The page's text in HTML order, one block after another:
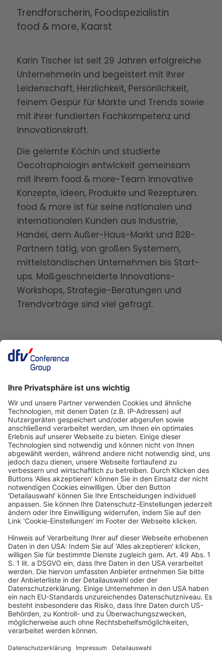
Trendforscherin, Foodspezialistin
food & more, Kaarst
Karin Tischer ist seit 29 Jahren erfolgreiche
Unternehmerin und begeistert mit ihrer
Leidenschaft, Herzlichkeit, Persönlichkeit,
feinem Gespür für Märkte und Trends sowie
mit ihrer fundierten Fachkompetenz und
Innovationskraft.
Die gelernte Köchin und studierte
Oecotrophologin entwickelt gemeinsam
mit ihrem food & more-Team innovative
Konzepte, Ideen, Produkte und Rezepturen.
food & more ist für seine nationalen und
internationalen Kunden aus Industrie,
Handel, dem Außer-Haus-Markt und B2B-
Partnern tätig, von großen Systemern,
mittelständischen Unternehmen bis Start-
ups. Maßgeschneiderte Innovations-
Workshops, Strategie-Beratungen und
Trendvorträge sind viel gefragt.
24./25. November 2026
Rheingoldhalle
Mainz
Veranstalter
dfv Conference Group GmbH
Mainzer Landstraße 251
60326 Frankfurt